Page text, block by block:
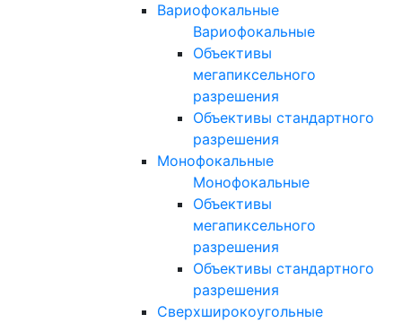
Вариофокальные
Вариофокальные
Объективы
мегапиксельного
разрешения
Объективы стандартного
разрешения
Монофокальные
Монофокальные
Объективы
мегапиксельного
разрешения
Объективы стандартного
разрешения
Сверхширокоугольные